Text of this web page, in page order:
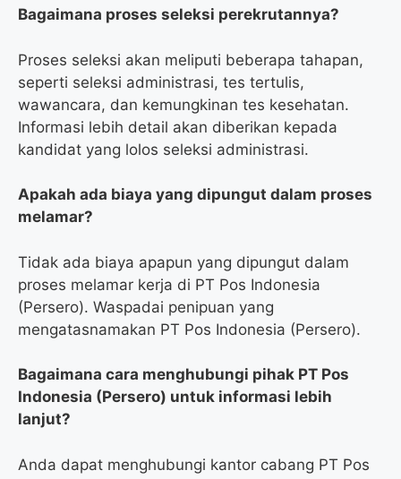
Bagaimana proses seleksi perekrutannya?
Proses seleksi akan meliputi beberapa tahapan,
seperti seleksi administrasi, tes tertulis,
wawancara, dan kemungkinan tes kesehatan.
Informasi lebih detail akan diberikan kepada
kandidat yang lolos seleksi administrasi.
Apakah ada biaya yang dipungut dalam proses
melamar?
Tidak ada biaya apapun yang dipungut dalam
proses melamar kerja di PT Pos Indonesia
(Persero). Waspadai penipuan yang
mengatasnamakan PT Pos Indonesia (Persero).
Bagaimana cara menghubungi pihak PT Pos
Indonesia (Persero) untuk informasi lebih
lanjut?
Anda dapat menghubungi kantor cabang PT Pos